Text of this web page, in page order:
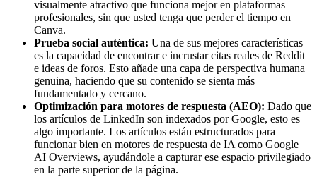
visualmente atractivo que funciona mejor en plataformas
profesionales, sin que usted tenga que perder el tiempo en
Canva.
Prueba social auténtica: Una de sus mejores características
es la capacidad de encontrar e incrustar citas reales de Reddit
e ideas de foros. Esto añade una capa de perspectiva humana
genuina, haciendo que su contenido se sienta más
fundamentado y cercano.
Optimización para motores de respuesta (AEO): Dado que
los artículos de LinkedIn son indexados por Google, esto es
algo importante. Los artículos están estructurados para
funcionar bien en motores de respuesta de IA como Google
AI Overviews, ayudándole a capturar ese espacio privilegiado
en la parte superior de la página.